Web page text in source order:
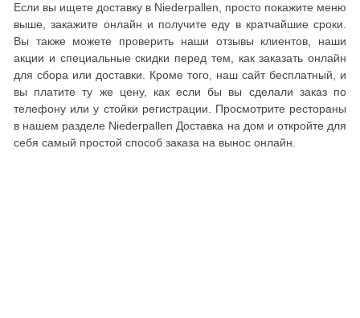
Если вы ищете доставку в Niederpallen, просто покажите меню
выше, закажите онлайн и получите еду в кратчайшие сроки.
Вы также можете проверить наши отзывы клиентов, наши
акции и специальные скидки перед тем, как заказать онлайн
для сбора или доставки. Кроме того, наш сайт бесплатный, и
вы платите ту же цену, как если бы вы сделали заказ по
телефону или у стойки регистрации. Просмотрите рестораны
в нашем разделе Niederpallen Доставка на дом и откройте для
себя самый простой способ заказа на вынос онлайн.